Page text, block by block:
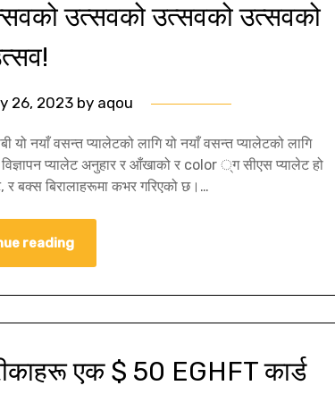
उत्सवको उत्सवको उत्सवको
26, 2023by aqou
यो नयाँ वसन्त प्यालेटको लागि यो नयाँ वसन्त प्यालेटको लागि
प्यालेट अनुहार र आँखाको र color ्ग सीएस प्यालेट हो
बक्स बिरालाहरूमा कभर गरिएको छ।…
reading
एक $ 50 EGHFT कार्ड